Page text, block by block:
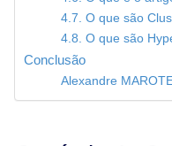
4.7. O que são
4.8. O que são
Conclusão
Alexandre